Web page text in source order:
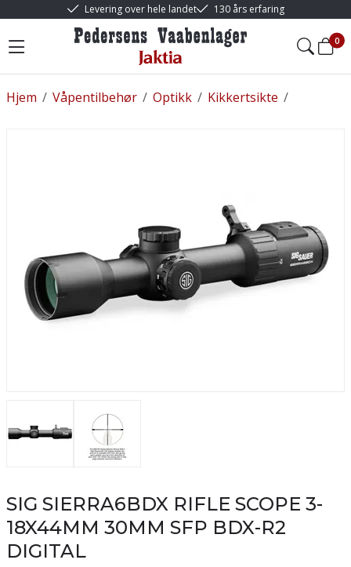
Levering over hele landet 130 års erfaring
0
/
Hjem /
Våpentilbehør /
Optikk /
Kikkertsikte
SIG SIERRA6BDX RIFLE SCOPE 3-
18X44MM 30MM SFP BDX-R2
DIGITAL